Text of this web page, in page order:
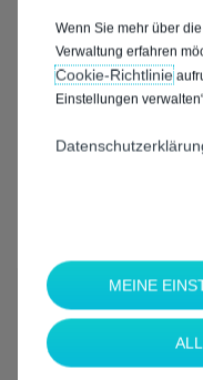
Welche Marke
Wenn Sie mehr über
Verwaltung erfahren
Cookie‑Richtlinie
Einstellungen
MEINE